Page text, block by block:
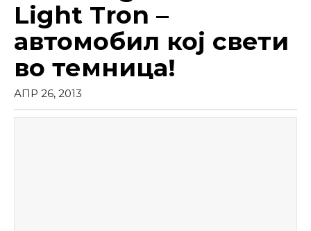
Light Tron –
автомобил кој свети
во темница!
АПР 26, 2013